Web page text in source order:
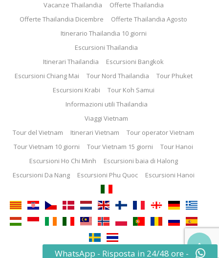
WhatsApp - Risposta in 24/48 ore -
© 2013 - 2025 ThemeEnergy.com
Vacanze Thailandia
Offerte Thailandia
Offerte Thailandia Dicembre
Offerte Thailandia Agosto
Itinerario Thailandia 10 giorni
Escursioni Thailandia
Itinerari Thailandia
Escursioni Bangkok
Escursioni Chiang Mai
Tour Nord Thailandia
Tour Phuket
Escursioni Krabi
Tour Koh Samui
Informazioni utili Thailandia
Viaggi Vietnam
Tour del Vietnam
Itinerari Vietnam
Tour operator Vietnam
Tour Vietnam 10 giorni
Tour Vietnam 15 giorni
Tour Hanoi
Escursioni Ho Chi Minh
Escursioni baia di Halong
Escursioni Da Nang
Escursioni Phu Quoc Escursioni Hanoi
